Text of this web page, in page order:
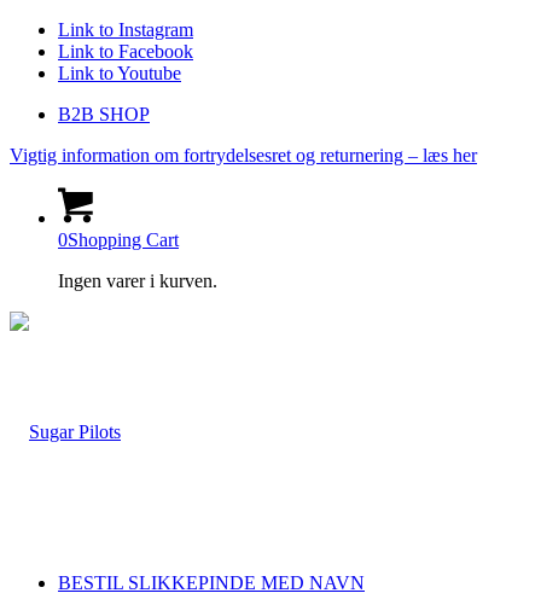
Link to Instagram
Link to Facebook
Link to Youtube
B2B SHOP
Vigtig information om fortrydelsesret og returnering – læs her
0Shopping Cart
Ingen varer i kurven.
BESTIL SLIKKEPINDE MED NAVN